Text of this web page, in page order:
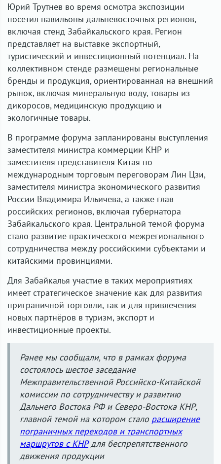
Юрий Трутнев во время осмотра экспозиции
посетил павильоны дальневосточных регионов,
включая стенд Забайкальского края. Регион
представляет на выставке экспортный,
туристический и инвестиционный потенциал. На
коллективном стенде размещены региональные
бренды и продукция, ориентированная на внешний
рынок, включая минеральную воду, товары из
дикоросов, медицинскую продукцию и
экологичные товары.
В программе форума запланированы выступления
заместителя министра коммерции КНР и
заместителя представителя Китая по
международным торговым переговорам Лин Цзи,
заместителя министра экономического развития
России Владимира Ильичева, а также глав
российских регионов, включая губернатора
Забайкальского края. Центральной темой форума
стало развитие практического межрегионального
сотрудничества между российскими субъектами и
китайскими провинциями.
Для Забайкалья участие в таких мероприятиях
имеет стратегическое значение как для развития
приграничной торговли, так и для привлечения
новых партнёров в туризм, экспорт и
инвестиционные проекты.
Ранее мы сообщали, что в рамках форума
состоялось шестое заседание
Межправительственной Российско-Китайской
комиссии по сотрудничеству и развитию
Дальнего Востока РФ и Северо-Востока КНР,
главной темой на котором стало расширение
пограничных переходов и транспортных
маршрутов с КНРдля беспрепятственного
движения продукции